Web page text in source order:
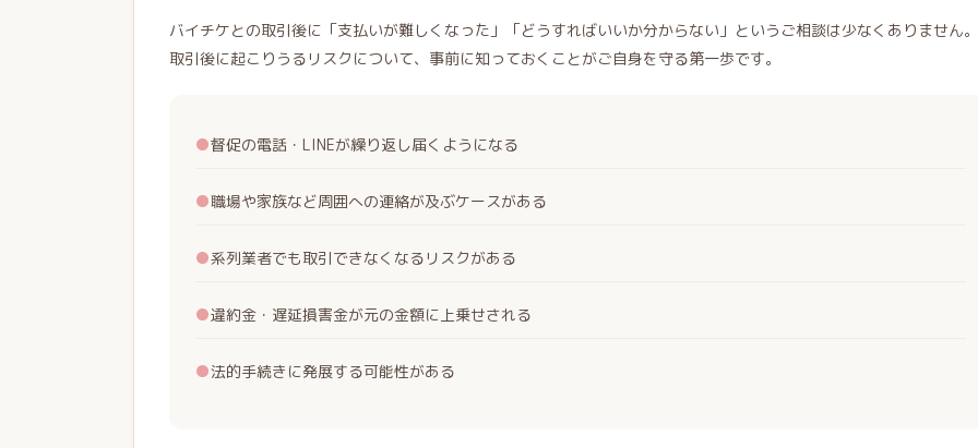
バイチケとの取引後に「支払いが難しくなった」「どうすればいいか分からない」というご相談は少なくありません。
取引後に起こりうるリスクについて、事前に知っておくことがご自身を守る第一歩です。
●督促の電話・LINEが繰り返し届くようになる
●職場や家族など周囲への連絡が及ぶケースがある
●系列業者でも取引できなくなるリスクがある
●違約金・遅延損害金が元の金額に上乗せされる
●法的手続きに発展する可能性がある